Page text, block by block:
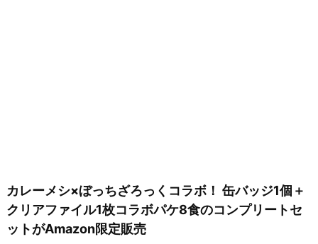
カレーメシ×ぼっちざろっくコラボ！ 缶バッジ1個＋
クリアファイル1枚コラボパケ8食のコンプリートセ
ットがAmazon限定販売